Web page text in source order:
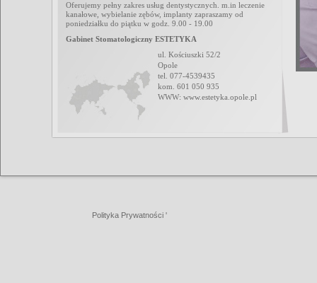
Oferujemy pełny zakres usług dentystycznych. m.in leczenie
kanałowe, wybielanie zębów, implanty zapraszamy od
poniedziałku do piątku w godz. 9.00 - 19.00
Gabinet Stomatologiczny ESTETYKA
ul. Kościuszki 52/2
Opole
tel. 077-4539435
kom. 601 050 935
WWW: www.estetyka.opole.pl
Polityka Prywatności '